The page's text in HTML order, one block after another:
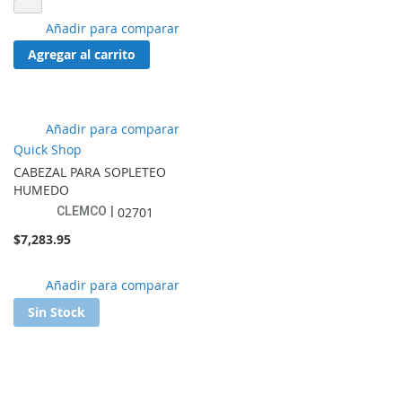
Añadir
a
lista
Añadir para comparar
Agregar al carrito
Añadir
a
de
favoritos
Añadir para comparar
Quick Shop
CABEZAL PARA SOPLETEO
HUMEDO
CLEMCO
02701
$7,283.95
Añadir
a
lista
Añadir para comparar
Sin Stock